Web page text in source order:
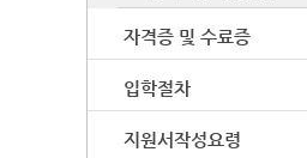
자격증 및 수료증
입학절차
지원서작성요령